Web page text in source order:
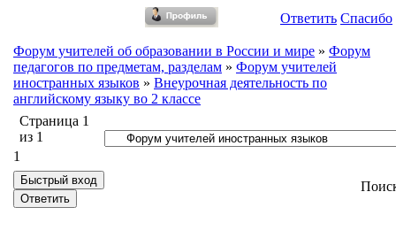
Ответить Спасибо
Форум учителей об образовании в России и мире » Форум
педагогов по предметам, разделам » Форум учителей
иностранных языков » Внеурочная деятельность по
английскому языку во 2 классе
Страница 1
из 1
1